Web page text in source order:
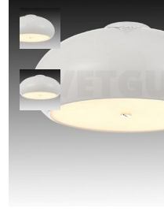
Еще
Мебель